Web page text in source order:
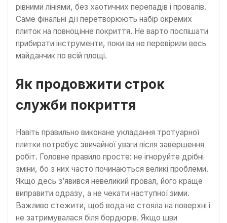
рівними лініями, без хаотичних перепадів і провалів.
Саме фінальні дії перетворюють набір окремих
плиток на повноцінне покриття. Не варто поспішати
прибирати інструменти, поки ви не перевірили весь
майданчик по всій площі.
Як продовжити строк
служби покриття
Навіть правильно виконане укладання тротуарної
плитки потребує звичайної уваги після завершення
робіт. Головне правило просте: не ігноруйте дрібні
зміни, бо з них часто починаються великі проблеми.
Якщо десь з’явився невеликий провал, його краще
виправити одразу, а не чекати наступної зими.
Важливо стежити, щоб вода не стояла на поверхні і
не затримувалася біля бордюрів. Якщо шви